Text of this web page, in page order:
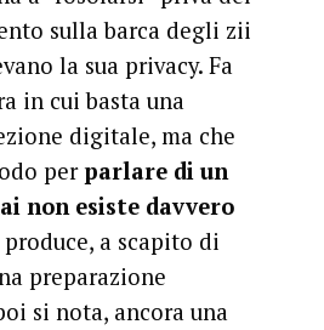
sulla barca degli zii
la sua privacy. Fa
in cui basta una
digitale, ma che
perparlare di un
non esiste davvero
a scapito di
preparazione
si nota, ancora una